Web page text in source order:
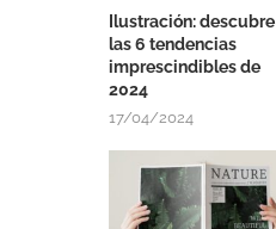
Ilustración: descubre
las 6 tendencias
imprescindibles de
2024
17/04/2024